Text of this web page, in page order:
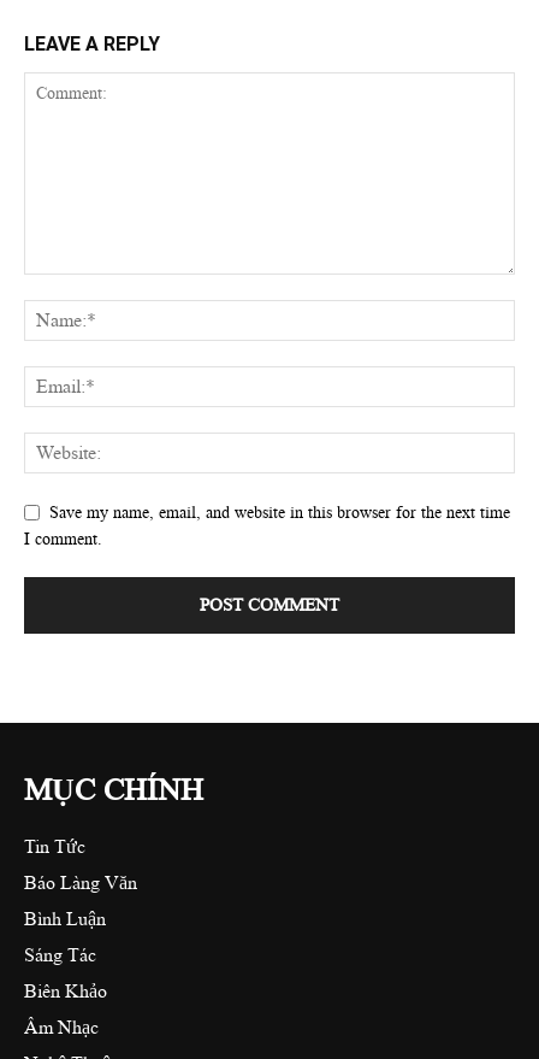
LEAVE A REPLY
Save my name, email, and website in this browser for the next time
I comment.
MỤC CHÍNH
Tin Tức
Báo Làng Văn
Bình Luận
Sáng Tác
Biên Khảo
Âm Nhạc